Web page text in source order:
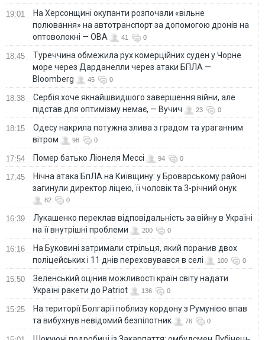
19:01
На Херсонщині окупанти розпочали «вільне
полювання» на автотранспорт за допомогою дронів на
оптоволокні — ОВА
41 0
18:45
Туреччина обмежила рух комерційних суден у Чорне
море через Дарданелли через атаки БПЛА —
Bloomberg
45 0
18:38
Сербія хоче якнайшвидшого завершення війни, але
підстав для оптимізму немає, — Вучич
23 0
18:15
Одесу накрила потужна злива з градом та ураганним
вітром
98 0
17:54 Помер батько Ліонеля Мессі 94 0
17:45
Нічна атака БпЛА на Київщину: у Броварському районі
загинули директор ліцею, її чоловік та 3-річний онук
82 0
16:39
Лукашенко переклав відповідальність за війну в Україні
на її внутрішні проблеми
200 0
16:16
На Буковині затримали стрільця, який поранив двох
поліцейських і 11 днів переховувався в селі
100 0
15:50
Зеленський оцінив можливості країн світу надати
Україні ракети до Patriot
136 0
15:25
На території Болгарії поблизу кордону з Румунією впав
та вибухнув невідомий безпілотник
76 0